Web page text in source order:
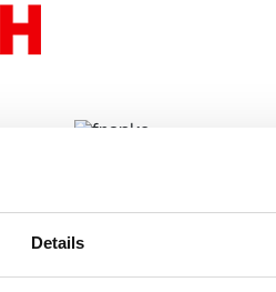
Details